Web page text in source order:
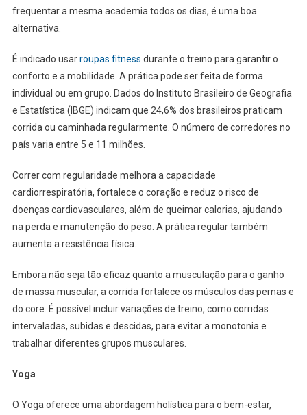
frequentar a mesma academia todos os dias, é uma boa
alternativa.
É indicado usarroupas fitness durante o treino para garantir o
conforto e a mobilidade. A prática pode ser feita de forma
individual ou em grupo. Dados do Instituto Brasileiro de Geografia
e Estatística (IBGE) indicam que 24,6% dos brasileiros praticam
corrida ou caminhada regularmente. O número de corredores no
país varia entre 5 e 11 milhões.
Correr com regularidade melhora a capacidade
cardiorrespiratória, fortalece o coração e reduz o risco de
doenças cardiovasculares, além de queimar calorias, ajudando
na perda e manutenção do peso. A prática regular também
aumenta a resistência física.
Embora não seja tão eficaz quanto a musculação para o ganho
de massa muscular, a corrida fortalece os músculos das pernas e
do core. É possível incluir variações de treino, como corridas
intervaladas, subidas e descidas, para evitar a monotonia e
trabalhar diferentes grupos musculares.
Yoga
O Yoga oferece uma abordagem holística para o bem-estar,